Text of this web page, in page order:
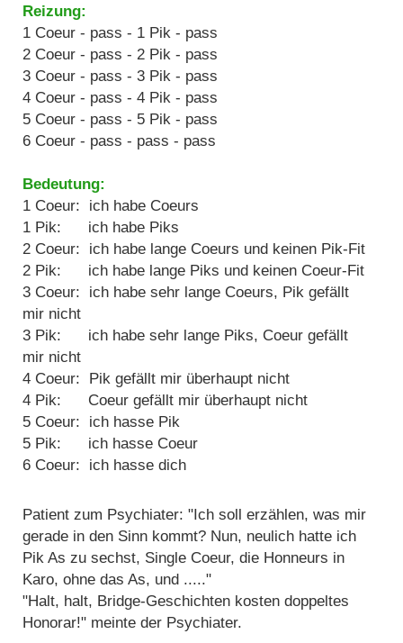
Reizung:
1 Coeur - pass - 1 Pik - pass
2 Coeur - pass - 2 Pik - pass
3 Coeur - pass - 3 Pik - pass
4 Coeur - pass - 4 Pik - pass
5 Coeur - pass - 5 Pik - pass
6 Coeur - pass - pass - pass
Bedeutung:
1 Coeur: ich habe Coeurs
1 Pik: ich habe Piks
2 Coeur: ich habe lange Coeurs und keinen Pik-Fit
2 Pik: ich habe lange Piks und keinen Coeur-Fit
3 Coeur: ich habe sehr lange Coeurs, Pik gefällt
mir nicht
3 Pik: ich habe sehr lange Piks, Coeur gefällt
mir nicht
4 Coeur: Pik gefällt mir überhaupt nicht
4 Pik: Coeur gefällt mir überhaupt nicht
5 Coeur: ich hasse Pik
5 Pik: ich hasse Coeur
6 Coeur: ich hasse dich
Patient zum Psychiater: "Ich soll erzählen, was mir
gerade in den Sinn kommt? Nun, neulich hatte ich
Pik As zu sechst, Single Coeur, die Honneurs in
Karo, ohne das As, und ....."
"Halt, halt, Bridge-Geschichten kosten doppeltes
Honorar!" meinte der Psychiater.